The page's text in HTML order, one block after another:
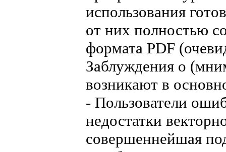
использования
от них полностью
формата PDF
Заблуждения о
возникают в
- Пользователи
недостатки
совершеннейшая